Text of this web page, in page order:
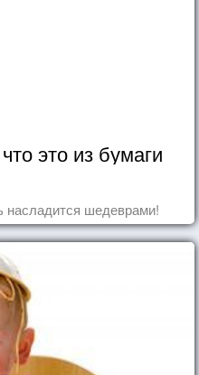
это из бумаги
шедеврами!